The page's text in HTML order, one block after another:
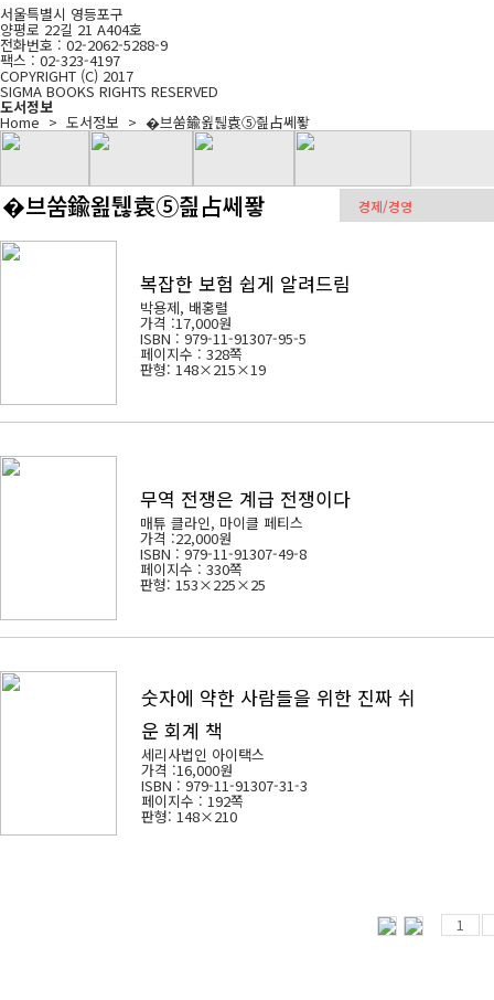
서울특별시 영등포구
양평로 22길 21 A404호
전화번호 : 02-2062-5288-9
팩스 : 02-323-4197
COPYRIGHT (C) 2017
SIGMA BOOKS RIGHTS RESERVED
도서정보
Home > 도서정보 > �브쑴鍮욆퉪袁⑤즲占쎄퐣
�브쑴鍮욆퉪袁⑤즲占쎄퐣
복잡한 보험 쉽게 알려드림
박용제, 배홍렬
가격 :17,000원
ISBN : 979-11-91307-95-5
페이지수 : 328쪽
판형: 148×215×19
무역 전쟁은 계급 전쟁이다
매튜 클라인, 마이클 페티스
가격 :22,000원
ISBN : 979-11-91307-49-8
페이지수 : 330쪽
판형: 153×225×25
숫자에 약한 사람들을 위한 진짜 쉬
운 회계 책
세리사법인 아이택스
가격 :16,000원
ISBN : 979-11-91307-31-3
페이지수 : 192쪽
판형: 148×210
1